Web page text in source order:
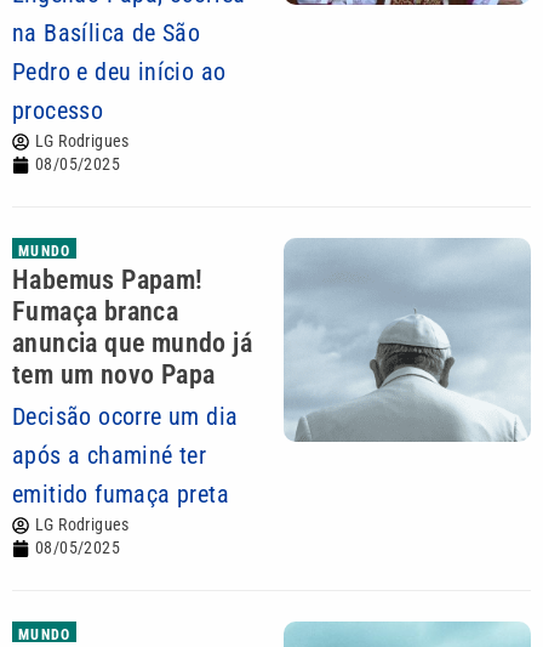
na Basílica de São
Pedro e deu início ao
processo
LG Rodrigues
08/05/2025
MUNDO
Habemus Papam!
Fumaça branca
anuncia que mundo já
tem um novo Papa
Decisão ocorre um dia
após a chaminé ter
emitido fumaça preta
LG Rodrigues
08/05/2025
MUNDO